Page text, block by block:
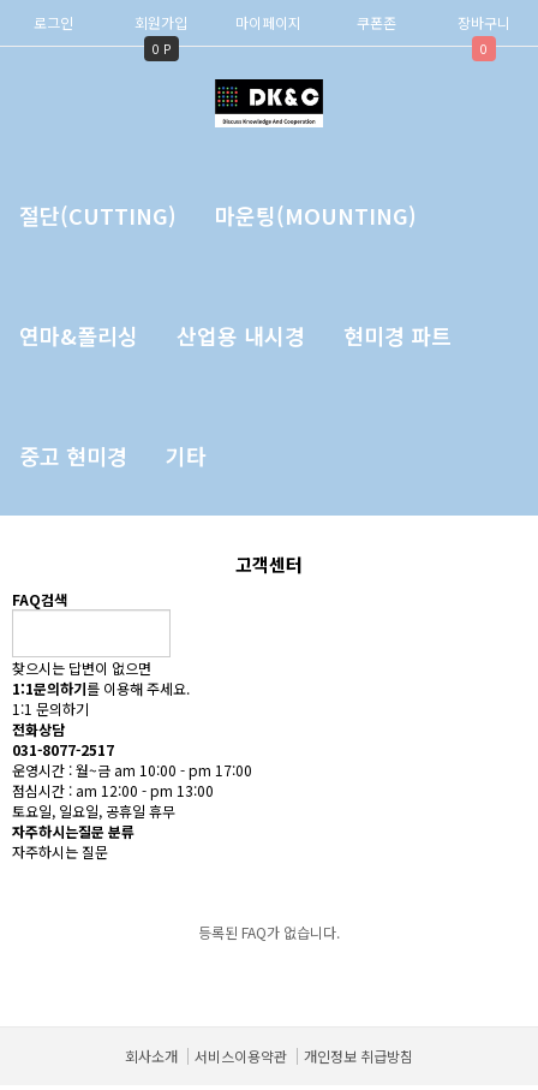
로그인 회원가입
0 P
마이페이지 쿠폰존 장바구니
0
절단(CUTTING) 마운팅(MOUNTING)
연마&폴리싱 산업용 내시경 현미경 파트
중고 현미경 기타
고객센터
FAQ검색
찾으시는 답변이 없으면
1:1문의하기를 이용해 주세요.
1:1 문의하기
전화상담
031-8077-2517
운영시간 : 월~금 am 10:00 - pm 17:00
점심시간 : am 12:00 - pm 13:00
토요일, 일요일, 공휴일 휴무
자주하시는질문 분류
자주하시는 질문
등록된 FAQ가 없습니다.
회사소개 서비스이용약관 개인정보 취급방침